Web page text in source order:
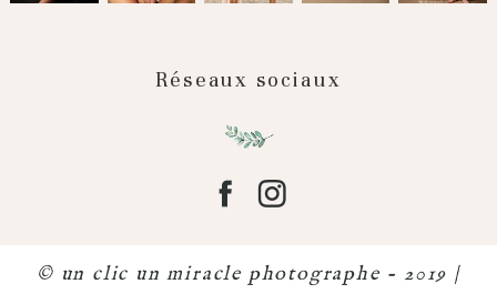
Réseaux sociaux
© un clic un miracle photographe - 2019 |